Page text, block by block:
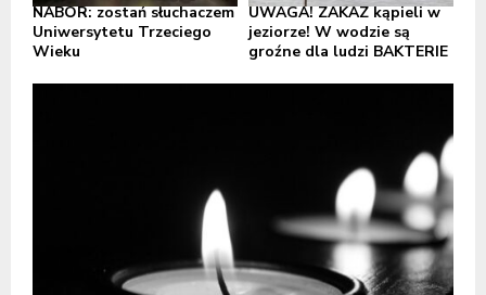
NABÓR: zostań słuchaczem
Uniwersytetu Trzeciego
Wieku
UWAGA! ZAKAZ kąpieli w
jeziorze! W wodzie są
groźne dla ludzi BAKTERIE